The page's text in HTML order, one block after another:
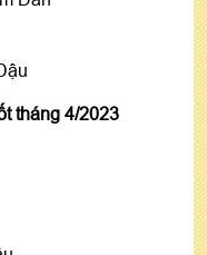
tháng 4/2023